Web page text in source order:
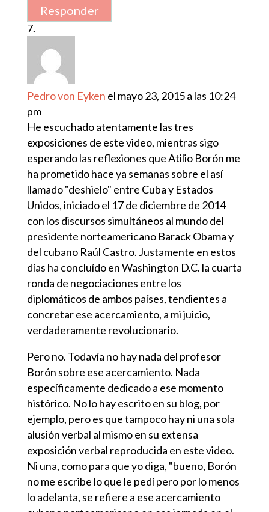
Responder
Pedro von Eyken el mayo 23, 2015 a las 10:24
pm
He escuchado atentamente las tres
exposiciones de este video, mientras sigo
esperando las reflexiones que Atilio Borón me
ha prometido hace ya semanas sobre el así
llamado "deshielo" entre Cuba y Estados
Unidos, iniciado el 17 de diciembre de 2014
con los discursos simultáneos al mundo del
presidente norteamericano Barack Obama y
del cubano Raúl Castro. Justamente en estos
días ha concluído en Washington D.C. la cuarta
ronda de negociaciones entre los
diplomáticos de ambos países, tendientes a
concretar ese acercamiento, a mi juicio,
verdaderamente revolucionario.
Pero no. Todavía no hay nada del profesor
Borón sobre ese acercamiento. Nada
específicamente dedicado a ese momento
histórico. No lo hay escrito en su blog, por
ejemplo, pero es que tampoco hay ni una sola
alusión verbal al mismo en su extensa
exposición verbal reproducida en este video.
Ni una, como para que yo diga, "bueno, Borón
no me escribe lo que le pedí pero por lo menos
lo adelanta, se refiere a ese acercamiento